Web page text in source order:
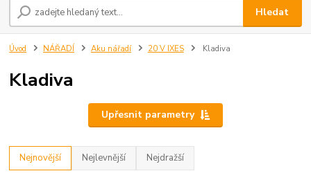
Hledat
Úvod NÁŘADÍ Aku nářadí 20 V IXES Kladiva
Kladiva
Upřesnit parametry
Nejnovější Nejlevnější Nejdražší